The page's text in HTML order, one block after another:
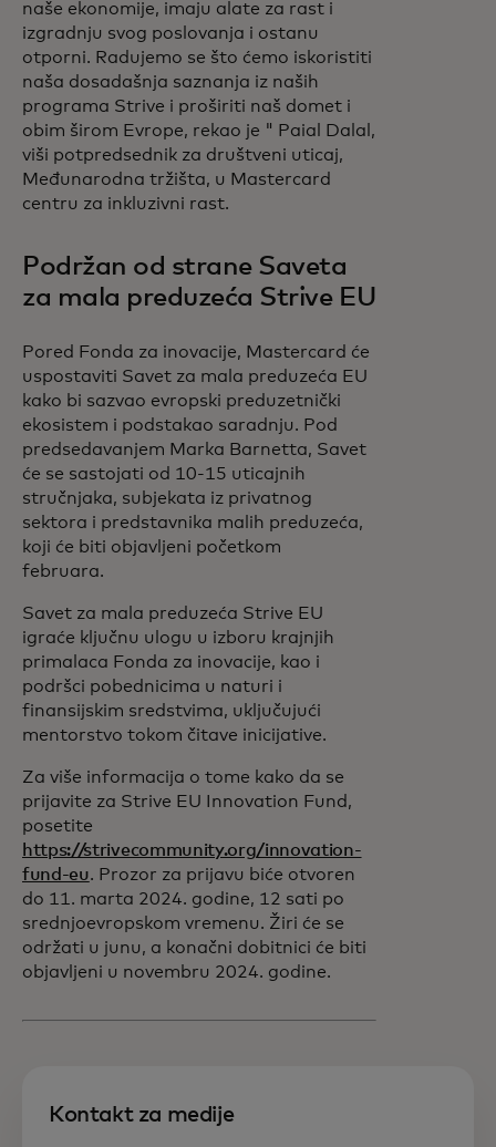
naše ekonomije, imaju alate za rast i
izgradnju svog poslovanja i ostanu
otporni. Radujemo se što ćemo iskoristiti
naša dosadašnja saznanja iz naših
programa Strive i proširiti naš domet i
obim širom Evrope, rekao je " Paial Dalal,
viši potpredsednik za društveni uticaj,
Međunarodna tržišta, u Mastercard
centru za inkluzivni rast.
Podržan od strane Saveta
za mala preduzeća Strive EU
Pored Fonda za inovacije, Mastercard će
uspostaviti Savet za mala preduzeća EU
kako bi sazvao evropski preduzetnički
ekosistem i podstakao saradnju. Pod
predsedavanjem Marka Barnetta, Savet
će se sastojati od 10-15 uticajnih
stručnjaka, subjekata iz privatnog
sektora i predstavnika malih preduzeća,
koji će biti objavljeni početkom
februara.
Savet za mala preduzeća Strive EU
igraće ključnu ulogu u izboru krajnjih
primalaca Fonda za inovacije, kao i
podršci pobednicima u naturi i
finansijskim sredstvima, uključujući
mentorstvo tokom čitave inicijative.
Za više informacija o tome kako da se
prijavite za Strive EU Innovation Fund,
posetite
https://strivecommunity.org/innovation-
fund-eu. Prozor za prijavu biće otvoren
do 11. marta 2024. godine, 12 sati po
srednjoevropskom vremenu. Žiri će se
održati u junu, a konačni dobitnici će biti
objavljeni u novembru 2024. godine.
Kontakt za medije